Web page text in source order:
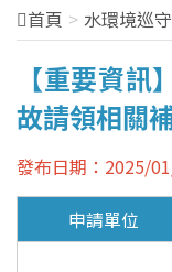
訓練課程
花絮分享
水污染介紹
首頁 水環境巡
【重要資
故請領相關
發布日期：2025/
申請單位